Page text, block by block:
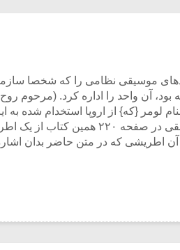
موسیقی نظامی را که شخصا سازمان
{که} از اروپا استخدام شده به
کامران میرزا نایب‌السلطنه را
آن اطریشی که در متن حاضر بدان